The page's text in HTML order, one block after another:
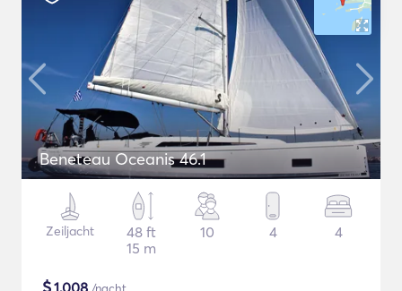
Beneteau Oceanis 46.1
Zeiljacht
48 ft
15 m
10 4 4
1,008